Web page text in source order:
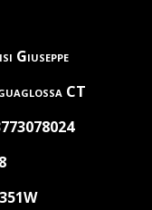
Giuseppe
CT